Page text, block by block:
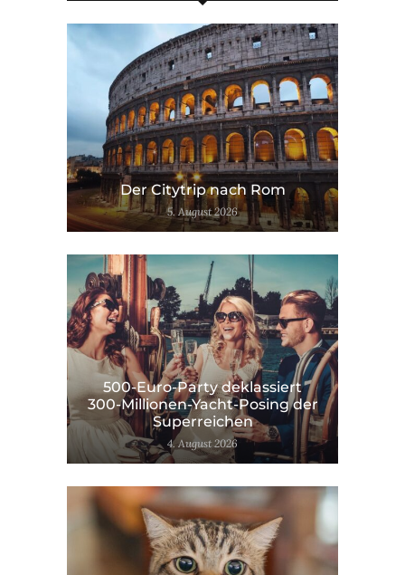
Der Citytrip nach Rom
5. August 2026
500-Euro-Party deklassiert
300-Millionen-Yacht-Posing der
Superreichen
4. August 2026